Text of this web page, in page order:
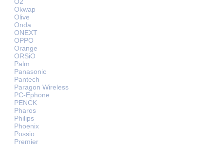
Okwap
Olive
Onda
ONEXT
OPPO
Orange
ORSiO
Palm
Panasonic
Pantech
Paragon Wireless
PC-Ephone
PENCK
Pharos
Philips
Phoenix
Possio
Premier